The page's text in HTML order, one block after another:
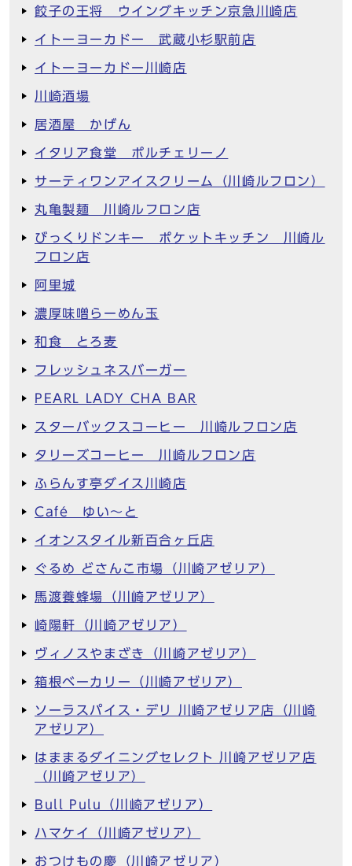
餃子の王将 ウイングキッチン京急川崎店
イトーヨーカドー 武蔵小杉駅前店
イトーヨーカドー川崎店
川崎酒場
居酒屋 かげん
イタリア食堂 ポルチェリーノ
サーティワンアイスクリーム（川崎ルフロン）
丸亀製麺 川崎ルフロン店
びっくりドンキー ポケットキッチン 川崎ル
フロン店
阿里城
濃厚味噌らーめん玉
和食 とろ麦
フレッシュネスバーガー
PEARL LADY CHA BAR
スターバックスコーヒー 川崎ルフロン店
タリーズコーヒー 川崎ルフロン店
ふらんす亭ダイス川崎店
Café ゆい～と
イオンスタイル新百合ヶ丘店
ぐるめ どさんこ市場（川崎アゼリア）
馬渡養蜂場（川崎アゼリア）
崎陽軒（川崎アゼリア）
ヴィノスやまざき（川崎アゼリア）
箱根ベーカリー（川崎アゼリア）
ソーラスパイス・デリ 川崎アゼリア店（川崎
アゼリア）
はままるダイニングセレクト 川崎アゼリア店
（川崎アゼリア）
Bull Pulu（川崎アゼリア）
ハマケイ（川崎アゼリア）
おつけもの慶（川崎アゼリア）